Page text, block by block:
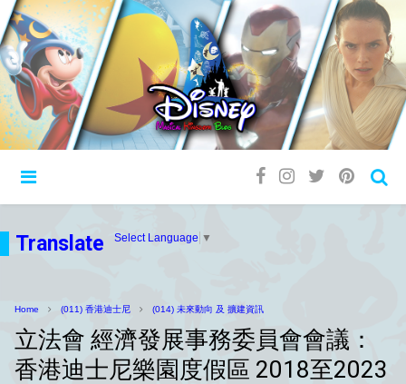
Translate Select Language ▼
Home (011) 香港迪士尼 (014) 未來動向 及 擴建資訊
立法會 經濟發展事務委員會會議：
香港迪士尼樂園度假區 2018至2023